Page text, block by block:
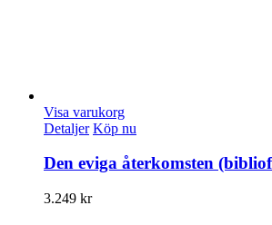
Visa varukorg
Detaljer Köp nu
Den eviga återkomsten
3.249 kr